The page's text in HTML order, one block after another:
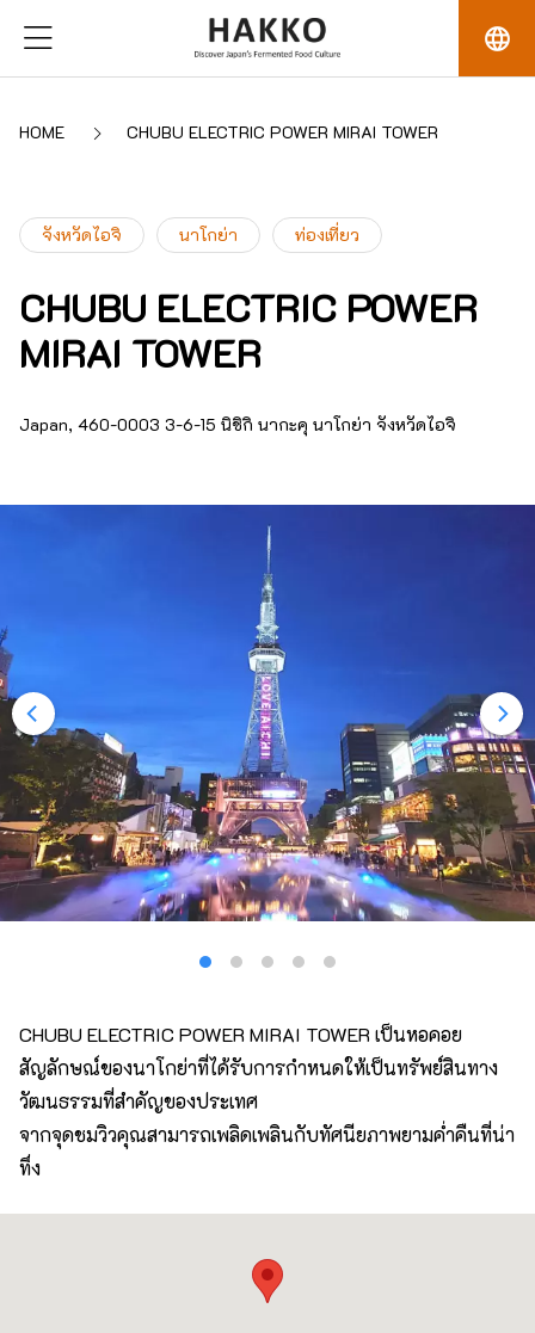
language
HOME CHUBU ELECTRIC POWER MIRAI TOWER
จังหวัดไอจิ นาโกย่า ท่องเที่ยว
CHUBU ELECTRIC POWER
MIRAI TOWER
Japan, 460-0003 3-6-15 นิชิกิ นากะคุ นาโกย่า จังหวัดไอจิ
CHUBU ELECTRIC POWER MIRAI TOWER เป็นหอคอย
สัญลักษณ์ของนาโกย่าที่ได้รับการกำหนดให้เป็นทรัพย์สินทาง
วัฒนธรรมที่สำคัญของประเทศ
จากจุดชมวิวคุณสามารถเพลิดเพลินกับทัศนียภาพยามค่ำคืนที่น่า
ทึ่ง